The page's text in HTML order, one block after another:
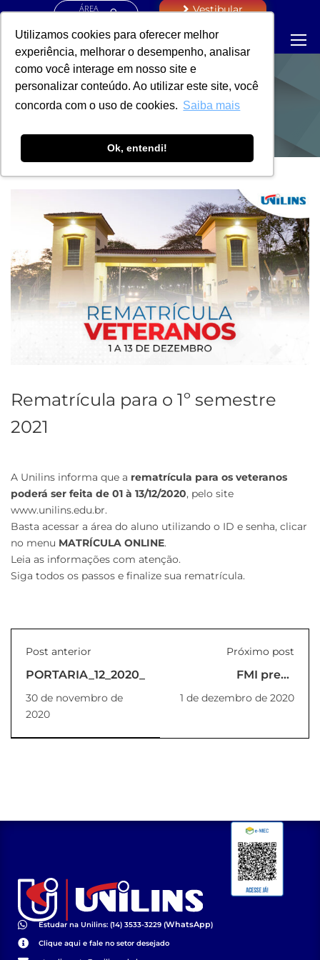
Utilizamos cookies para oferecer melhor
experiência, melhorar o desempenho, analisar
como você interage em nosso site e
personalizar conteúdo. Ao utilizar este site, você
concorda com o uso de cookies. Saiba mais
Ok, entendi!
ÁREA
Vestibular
NOTÍCIAS
Rematrícula para o 1º semestre
2021
A Unilins informa que a rematrícula para os veteranos
poderá ser feita de 01 à 13/12/2020, pelo site
www.unilins.edu.br.
Basta acessar a área do aluno utilizando o ID e senha, clicar
no menu MATRÍCULA ONLINE.
Leia as informações com atenção.
Siga todos os passos e finalize sua rematrícula.
Post anterior
PORTARIA_12_2020_REITOR
30 de novembro de
2020
Próximo post
FMI prevê
crescimento de
3,4% no setor da
2021
1 de dezembro de 2020
Estudar na Unilins: (14) 3533-3229 (WhatsApp)
Clique aqui e fale no setor desejado